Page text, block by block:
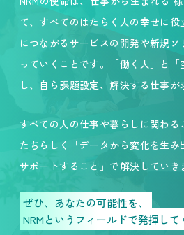
て、すべてのはたらく人の幸せに
につながるサービスの開発や新規
っていくことです。「働く人」と
し、自ら課題設定、解決する仕事が
すべての人の仕事や暮らしに関わ
たちらしく「データから変化を生み
サポートすること」で解決していき
ぜひ、あなたの可能性を、
NRMというフィールドで発揮して